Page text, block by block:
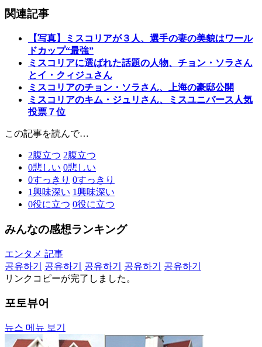
関連記事
【写真】ミスコリアが３人、選手の妻の美貌はワール
ドカップ“最強”
ミスコリアに選ばれた話題の人物、チョン・ソラさん
とイ・クィジュさん
ミスコリアのチョン・ソラさん、上海の豪邸公開
ミスコリアのキム・ジュリさん、ミスユニバース人気
投票７位
この記事を読んで…
2腹立つ 2腹立つ
0悲しい 0悲しい
0すっきり 0すっきり
1興味深い 1興味深い
0役に立つ 0役に立つ
みんなの感想ランキング
エンタメ 記事
공유하기
공유하기 공유하기 공유하기
공유하기
リンクコピーが完了しました。
포토뷰어
뉴스 메뉴 보기